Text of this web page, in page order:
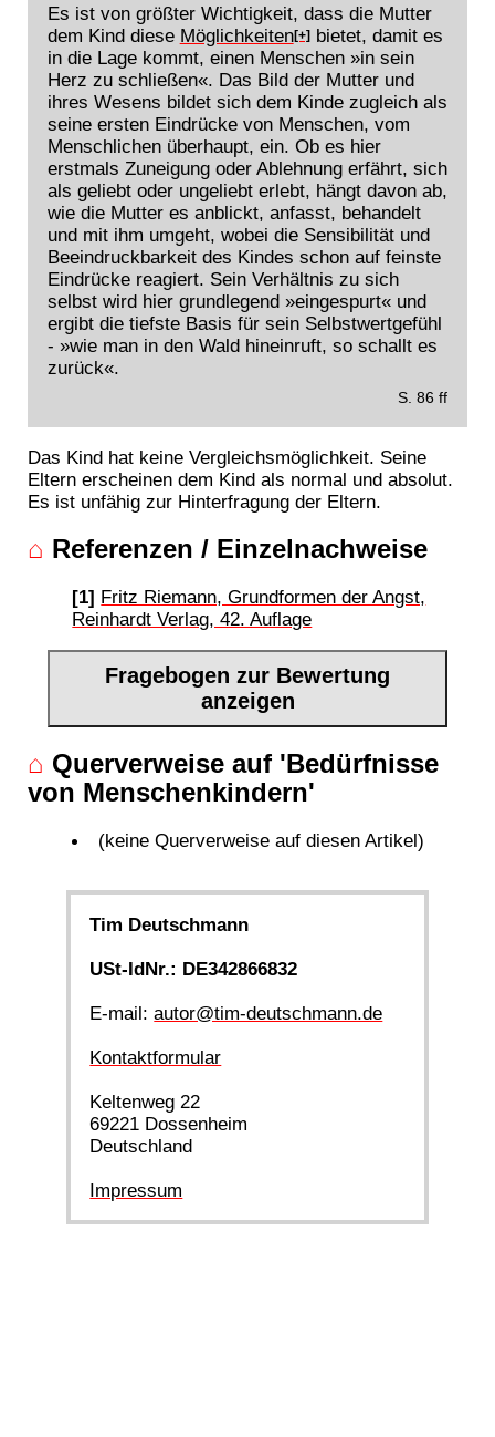
Es ist von größter Wichtigkeit, dass die Mutter
dem Kind diese Möglichkeiten[+]bietet, damit es
in die Lage kommt, einen Menschen »in sein
Herz zu schließen«. Das Bild der Mutter und
ihres Wesens bildet sich dem Kinde zugleich als
seine ersten Eindrücke von Menschen, vom
Menschlichen überhaupt, ein. Ob es hier
erstmals Zuneigung oder Ablehnung erfährt, sich
als geliebt oder ungeliebt erlebt, hängt davon ab,
wie die Mutter es anblickt, anfasst, behandelt
und mit ihm umgeht, wobei die Sensibilität und
Beeindruckbarkeit des Kindes schon auf feinste
Eindrücke reagiert. Sein Verhältnis zu sich
selbst wird hier grundlegend »eingespurt« und
ergibt die tiefste Basis für sein Selbstwertgefühl
- »wie man in den Wald hineinruft, so schallt es
zurück«.
S. 86 ff
Das Kind hat keine Vergleichsmöglichkeit. Seine
Eltern erscheinen dem Kind als normal und absolut.
Es ist unfähig zur Hinterfragung der Eltern.
⌂ Referenzen / Einzelnachweise
[1] Fritz Riemann, Grundformen der Angst,
Reinhardt Verlag, 42. Auflage
Fragebogen zur Bewertung
anzeigen
⌂ Querverweise auf 'Bedürfnisse
von Menschenkindern'
(keine Querverweise auf diesen Artikel)
Tim Deutschmann
USt-IdNr.: DE342866832
E-mail:autor@tim-deutschmann.de
Kontaktformular
Keltenweg 22
69221 Dossenheim
Deutschland
Impressum